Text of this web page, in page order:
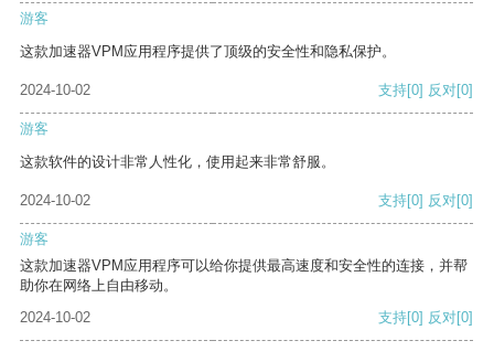
游客
这款加速器VPM应用程序提供了顶级的安全性和隐私保护。
2024-10-02 支持[0] 反对[0]
游客
这款软件的设计非常人性化，使用起来非常舒服。
2024-10-02 支持[0] 反对[0]
游客
这款加速器VPM应用程序可以给你提供最高速度和安全性的连接，并帮
助你在网络上自由移动。
2024-10-02
支持[0] 反对[0]